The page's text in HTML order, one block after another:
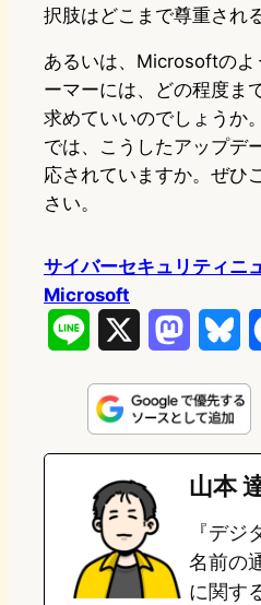
択肢はどこまで尊重され
あるいは、Microsoftのよ
ーマーには、どの程度ま
求めていいのでしょうか
では、こうしたアップデ
応されていますか。ぜひ
さい。
サイバーセキュリティニ
Microsoft
n
e
s
t
o
o
u
e
s
k
山本
『デジ
名前の
に関す